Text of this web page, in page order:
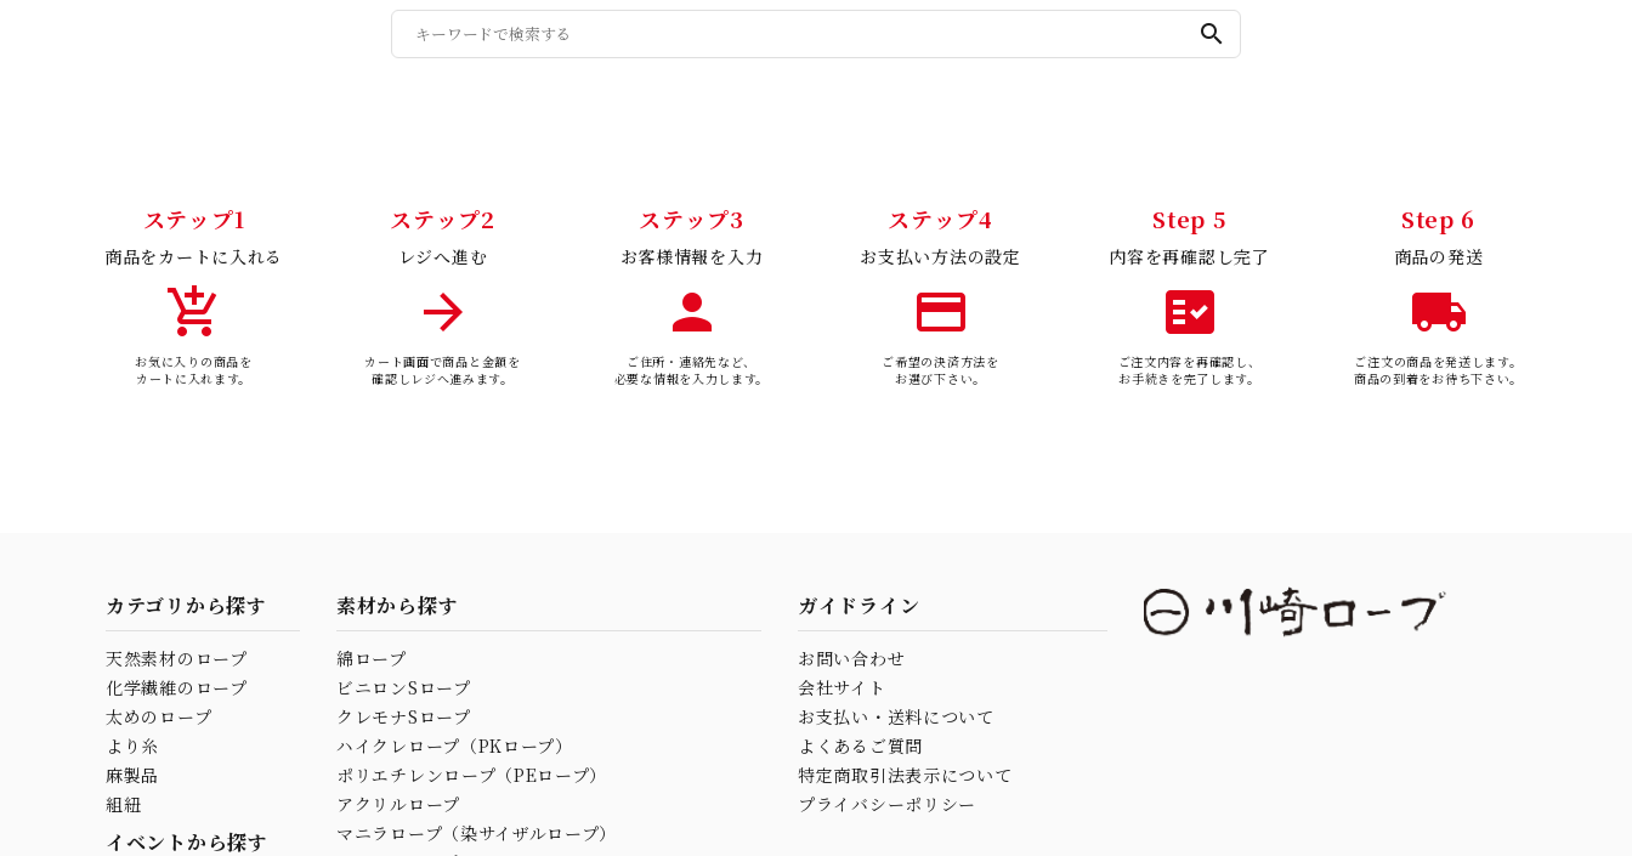
search
ステップ1
商品をカートに入れる
add_shopping_cart
お気に入りの商品を
カートに入れます。
ステップ2
レジへ進む
arrow_forward
カート画面で商品と金額を
確認しレジへ進みます。
ステップ3
お客様情報を入力
person
ご住所・連絡先など、
必要な情報を入力します。
ステップ4
お支払い方法の設定
payment
ご希望の決済方法を
お選び下さい。
Step 5
内容を再確認し完了
fact_check
ご注文内容を再確認し、
お手続きを完了します。
Step 6
商品の発送
local_shipping
ご注文の商品を発送します。
商品の到着をお待ち下さい。
カテゴリから探す
天然素材のロープ
化学繊維のロープ
太めのロープ
より糸
麻製品
組紐
イベントから探す
素材から探す
綿ロープ
ビニロンSロープ
クレモナSロープ
ハイクレロープ（PKロープ）
ポリエチレンロープ（PEロープ）
アクリルロープ
マニラロープ（染サイザルロープ）
ガイドライン
お問い合わせ
会社サイト
お支払い・送料について
よくあるご質問
特定商取引法表示について
プライバシーポリシー